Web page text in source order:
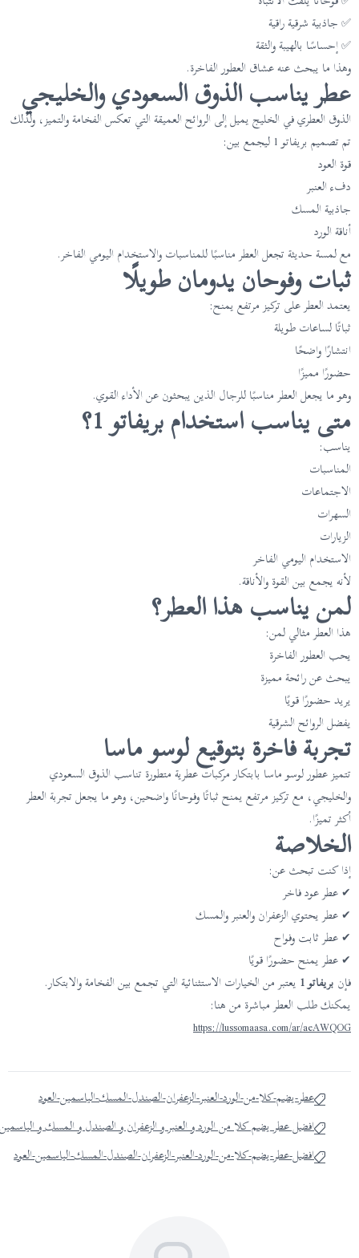
✅ جاذبية شرقية راقية
✅ إحساسًا بالهيبة والثقة
وهذا ما يبحث عنه عشاق العطور الفاخرة.
عطر يناسب الذوق السعودي والخليجي
الذوق العطري في الخليج يميل إلى الروائح العميقة التي تعكس الفخامة والتميز، ولذلك
تم تصميم بريفاتو 1 ليجمع بين:
قوة العود
دفء العنبر
جاذبية المسك
أناقة الورد
مع لمسة حديثة تجعل العطر مناسبًا للمناسبات والاستخدام اليومي الفاخر.
ثبات وفوحان يدومان طويلًا
يعتمد العطر على تركيز مرتفع يمنح:
ثباتًا لساعات طويلة
انتشارًا واضحًا
حضورًا مميزًا
وهو ما يجعل العطر مناسبًا للرجال الذين يبحثون عن الأداء القوي.
متى يناسب استخدام بريفاتو 1؟
يناسب:
المناسبات
الاجتماعات
السهرات
الزيارات
الاستخدام اليومي الفاخر
لأنه يجمع بين القوة والأناقة.
لمن يناسب هذا العطر؟
هذا العطر مثالي لمن:
يحب العطور الفاخرة
يبحث عن رائحة مميزة
يريد حضورًا قويًا
يفضل الروائح الشرقية
تجربة فاخرة بتوقيع لوسو ماسا
تتميز عطور لوسو ماسا بابتكار مركبات عطرية متطورة تناسب الذوق السعودي
والخليجي، مع تركيز مرتفع يمنح ثباتًا وفوحانًا واضحين، وهو ما يجعل تجربة العطر
أكثر تميزًا.
الخلاصة
إذا كنت تبحث عن:
✔ عطر عود فاخر
✔ عطر يحتوي الزعفران والعنبر والمسك
✔ عطر ثابت وفواح
✔ عطر يمنح حضورًا قويًا
فإن بريفاتو 1 يعتبر من الخيارات الاستثنائية التي تجمع بين الفخامة والابتكار.
يمكنك طلب العطر مباشرة من هنا:
https://lussomaasa.com/ar/aeAWQOG
عطر-يضم-كلا-من-الورد-العنبر-الزعفران-الصندل-المسك-الياسمين-العود
افضل عطر يضم كلا من الورد و العنبر و الزعفران و الصندل و المسك و
افضل-عطر-يضم-كلا-من-الورد-العنبر-الزعفران-الصندل-المسك-الياسمين-العود